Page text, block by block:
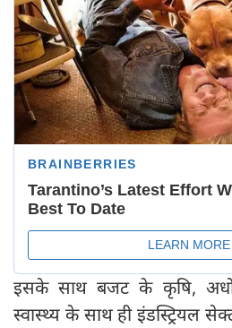
इसके साथ बजट के कृषि,
स्वास्थ्य के साथ ही इंडस्ट्रियल